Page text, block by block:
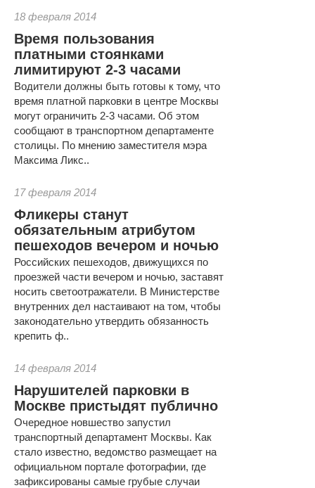
18 февраля 2014
Время пользования
платными стоянками
лимитируют 2-3 часами
Водители должны быть готовы к тому, что
время платной парковки в центре Москвы
могут ограничить 2-3 часами. Об этом
сообщают в транспортном департаменте
столицы. По мнению заместителя мэра
Максима Ликс..
17 февраля 2014
Фликеры станут
обязательным атрибутом
пешеходов вечером и ночью
Российских пешеходов, движущихся по
проезжей части вечером и ночью, заставят
носить светоотражатели. В Министерстве
внутренних дел настаивают на том, чтобы
законодательно утвердить обязанность
крепить ф..
14 февраля 2014
Нарушителей парковки в
Москве пристыдят публично
Очередное новшество запустил
транспортный департамент Москвы. Как
стало известно, ведомство размещает на
официальном портале фотографии, где
зафиксированы самые грубые случаи